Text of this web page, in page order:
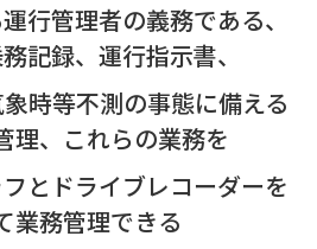
行管理者の義務である、
記録、運行指示書、
時等不測の事態に備える
理、これらの業務を
とドライブレコーダーを
業務管理できる